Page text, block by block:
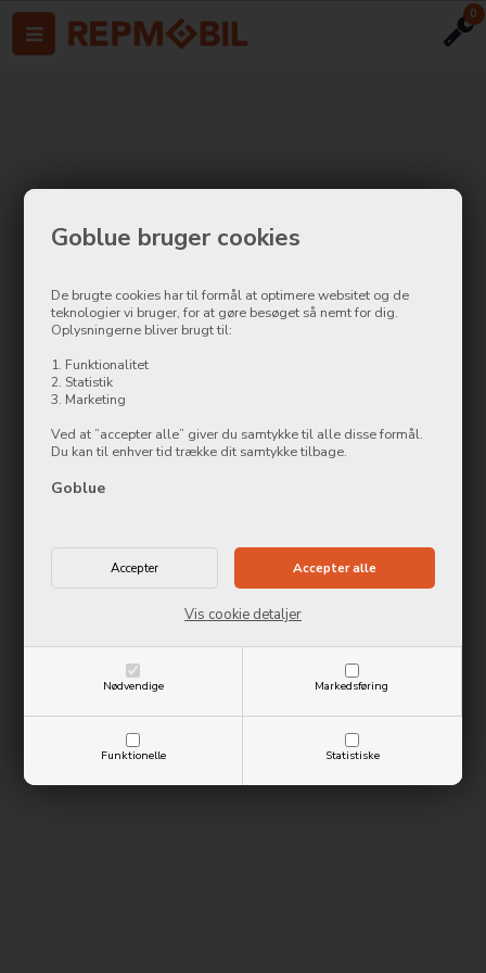
Goblue bruger cookies
De brugte cookies har til formål at optimere websitet og de
teknologier vi bruger, for at gøre besøget så nemt for dig.
Oplysningerne bliver brugt til:
1. Funktionalitet
2. Statistik
3. Marketing
Ved at ”accepter alle” giver du samtykke til alle disse formål.
Du kan til enhver tid trække dit samtykke tilbage.
Goblue
Nødvendige Markedsføring
Funktionelle Statistiske
Vis cookie detaljer
0